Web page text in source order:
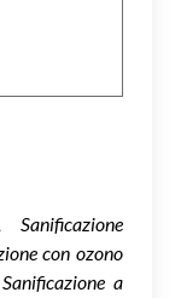
con ozono
a